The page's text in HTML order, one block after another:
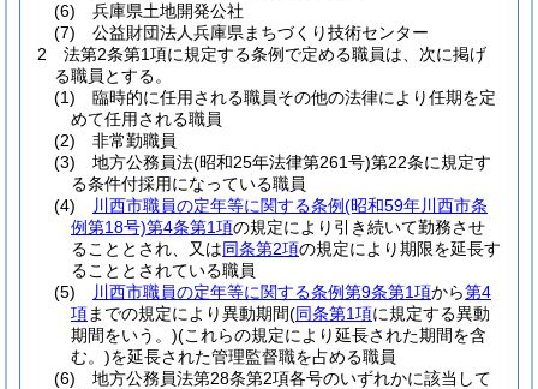
(6)
兵庫県土地開発公社
(7)
公益財団法人兵庫県まちづくり技術センター
2
法第2条第1項に規定する条例で定める職員は、次に掲げ
る職員とする。
(1)
臨時的に任用される職員その他の法律により任期を定
めて任用される職員
(2)
非常勤職員
(3)
地方公務員法(昭和25年法律第261号)第22条に規定す
る条件付採用になっている職員
(4)
川西市職員の定年等に関する条例(昭和59年川西市条
例第18号)第4条第1項の規定により引き続いて勤務させ
ることとされ、又は同条第2項の規定により期限を延長す
ることとされている職員
(5)
川西市職員の定年等に関する条例第9条第1項から第4
項までの規定により異動期間(同条第1項に規定する異動
期間をいう。)(これらの規定により延長された期間を含
む。)を延長された管理監督職を占める職員
(6)
地方公務員法第28条第2項各号のいずれかに該当して